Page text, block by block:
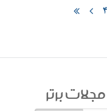
۴
برتر